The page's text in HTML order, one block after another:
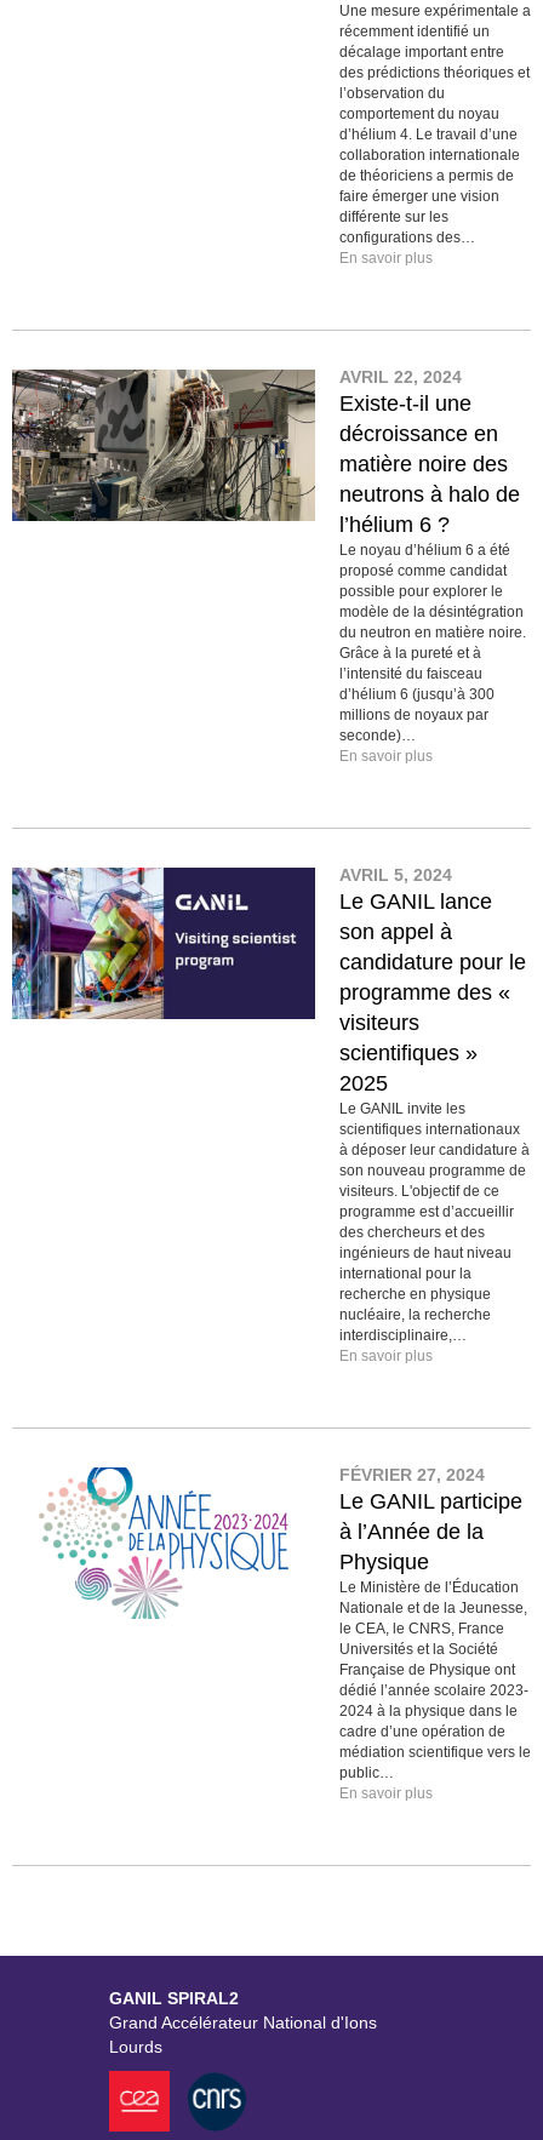
Une mesure expérimentale a
récemment identifié un
décalage important entre
des prédictions théoriques et
l’observation du
comportement du noyau
d’hélium 4. Le travail d’une
collaboration internationale
de théoriciens a permis de
faire émerger une vision
différente sur les
configurations des…
En savoir plus
AVRIL 22, 2024
Existe-t-il une
décroissance en
matière noire des
neutrons à halo de
l’hélium 6 ?
Le noyau d’hélium 6 a été
proposé comme candidat
possible pour explorer le
modèle de la désintégration
du neutron en matière noire.
Grâce à la pureté et à
l’intensité du faisceau
d’hélium 6 (jusqu’à 300
millions de noyaux par
seconde)…
En savoir plus
AVRIL 5, 2024
Le GANIL lance
son appel à
candidature pour le
programme des «
visiteurs
scientifiques »
2025
Le GANIL invite les
scientifiques internationaux
à déposer leur candidature à
son nouveau programme de
visiteurs. L'objectif de ce
programme est d’accueillir
des chercheurs et des
ingénieurs de haut niveau
international pour la
recherche en physique
nucléaire, la recherche
interdisciplinaire,…
En savoir plus
FÉVRIER 27, 2024
Le GANIL participe
à l’Année de la
Physique
Le Ministère de l’Éducation
Nationale et de la Jeunesse,
le CEA, le CNRS, France
Universités et la Société
Française de Physique ont
dédié l’année scolaire 2023-
2024 à la physique dans le
cadre d’une opération de
médiation scientifique vers le
public…
En savoir plus
GANIL SPIRAL2
Grand Accélérateur National d'Ions
Lourds